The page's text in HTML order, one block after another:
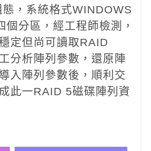
，系統格式WINDOWS
分區，經工程師檢測，
定但尚可讀取RAID
分析陣列參數，還原陣
入陣列參數後，順利交
此一RAID 5磁碟陣列資